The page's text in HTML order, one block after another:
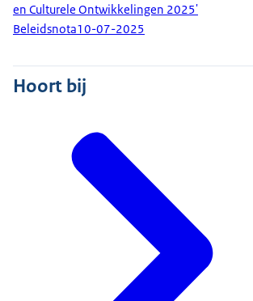
en Culturele Ontwikkelingen 2025'
Beleidsnota10-07-2025
Hoort bij